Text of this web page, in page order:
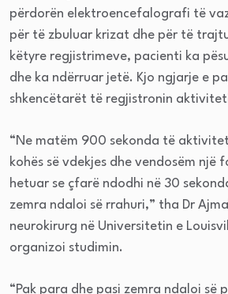
përdorën elektroencefalografi të
për të zbuluar krizat dhe për të
këtyre regjistrimeve, pacienti ka
dhe ka ndërruar jetë. Kjo ngjarje e
shkencëtarët të regjistronin
“Ne matëm 900 sekonda të
kohës së vdekjes dhe vendosëm një
hetuar se çfarë ndodhi në 30
zemra ndaloi së rrahuri,” tha Dr
neurokirurg në Universitetin e
organizoi studimin.
“Pak para dhe pasi zemra ndaloi së